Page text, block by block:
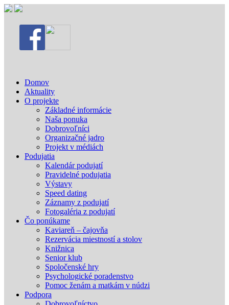
Domov
Aktuality
O projekte
Základné informácie
Naša ponuka
Dobrovoľníci
Organizačné jadro
Projekt v médiách
Podujatia
Kalendár podujatí
Pravidelné podujatia
Výstavy
Speed dating
Záznamy z podujatí
Fotogaléria z podujatí
Čo ponúkame
Kaviareň – čajovňa
Rezervácia miestností a stolov
Knižnica
Senior klub
Spoločenské hry
Psychologické poradenstvo
Pomoc ženám a matkám v núdzi
Podpora